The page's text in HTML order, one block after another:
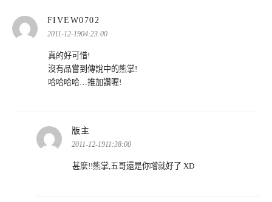
FIVEW0702
示:
2011-12-1904:23:00
真的好可惜!
沒有品嘗到傳說中的熊掌!
哈哈哈哈…推加讚喔!
版主
示:
2011-12-1911:38:00
甚麼!!熊掌,五哥還是你嚐就好了 XD